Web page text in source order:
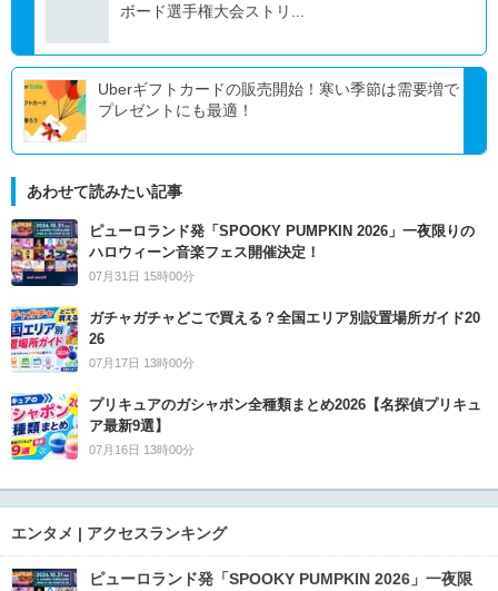
ボード選手権大会ストリ...
Uberギフトカードの販売開始！寒い季節は需要増で
プレゼントにも最適！
あわせて読みたい記事
ピューロランド発「SPOOKY PUMPKIN 2026」一夜限りの
ハロウィーン音楽フェス開催決定！
07月31日 15時00分
ガチャガチャどこで買える？全国エリア別設置場所ガイド20
26
07月17日 13時00分
プリキュアのガシャポン全種類まとめ2026【名探偵プリキュ
ア最新9選】
07月16日 13時00分
エンタメ | アクセスランキング
ピューロランド発「SPOOKY PUMPKIN 2026」一夜限